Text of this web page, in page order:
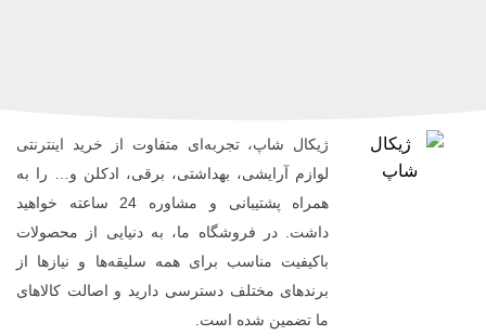
ژیکال شاپ، تجربه‌ای متفاوت از خرید اینترنتی
لوازم آرایشی، بهداشتی، برقی، ادکلن و… را به
همراه پشتیبانی و مشاوره 24 ساعته خواهید
داشت. در فروشگاه ما، به دنیایی از محصولات
باکیفیت مناسب برای همه سلیقه‌ها و نیازها از
برندهای مختلف دسترسی دارید و اصالت کالاهای
ما تضمین شده است.